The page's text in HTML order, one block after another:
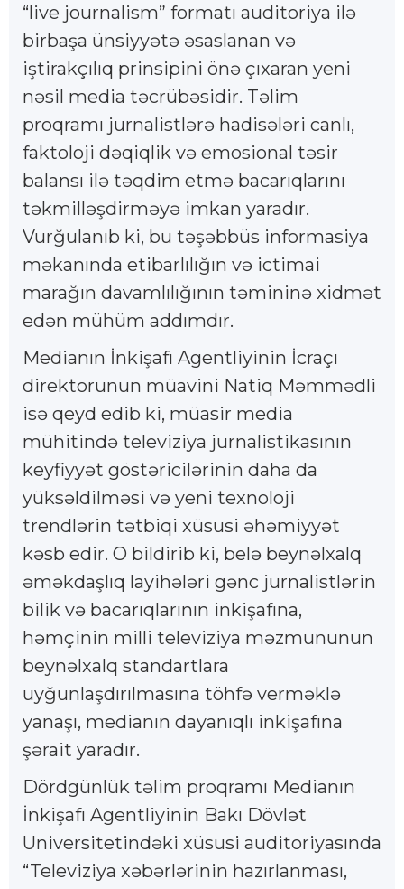
“live journalism” formatı auditoriya ilə
birbaşa ünsiyyətə əsaslanan və
iştirakçılıq prinsipini önə çıxaran yeni
nəsil media təcrübəsidir. Təlim
proqramı jurnalistlərə hadisələri canlı,
faktoloji dəqiqlik və emosional təsir
balansı ilə təqdim etmə bacarıqlarını
təkmilləşdirməyə imkan yaradır.
Vurğulanıb ki, bu təşəbbüs informasiya
məkanında etibarlılığın və ictimai
marağın davamlılığının təmininə xidmət
edən mühüm addımdır.
Medianın İnkişafı Agentliyinin İcraçı
direktorunun müavini Natiq Məmmədli
isə qeyd edib ki, müasir media
mühitində televiziya jurnalistikasının
keyfiyyət göstəricilərinin daha da
yüksəldilməsi və yeni texnoloji
trendlərin tətbiqi xüsusi əhəmiyyət
kəsb edir. O bildirib ki, belə beynəlxalq
əməkdaşlıq layihələri gənc jurnalistlərin
bilik və bacarıqlarının inkişafına,
həmçinin milli televiziya məzmununun
beynəlxalq standartlara
uyğunlaşdırılmasına töhfə verməklə
yanaşı, medianın dayanıqlı inkişafına
şərait yaradır.
Dördgünlük təlim proqramı Medianın
İnkişafı Agentliyinin Bakı Dövlət
Universitetindəki xüsusi auditoriyasında
“Televiziya xəbərlərinin hazırlanması,